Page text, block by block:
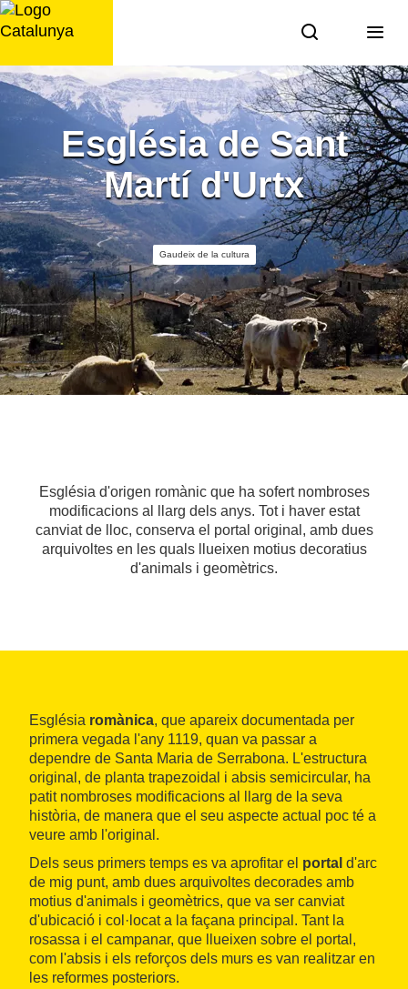
Saltar
al
Església de Sant
Martí d'Urtx
Gaudeix de la cultura
Església d'origen romànic que ha sofert nombroses
modificacions al llarg dels anys. Tot i haver estat
canviat de lloc, conserva el portal original, amb dues
arquivoltes en les quals llueixen motius decoratius
d'animals i geomètrics.
Església romànica, que apareix documentada per
primera vegada l'any 1119, quan va passar a
dependre de Santa Maria de Serrabona. L'estructura
original, de planta trapezoidal i absis semicircular, ha
patit nombroses modificacions al llarg de la seva
història, de manera que el seu aspecte actual poc té a
veure amb l'original.
Dels seus primers temps es va aprofitar el portal d'arc
de mig punt, amb dues arquivoltes decorades amb
motius d'animals i geomètrics, que va ser canviat
d'ubicació i col·locat a la façana principal. Tant la
rosassa i el campanar, que llueixen sobre el portal,
com l'absis i els reforços dels murs es van realitzar en
les reformes posteriors.